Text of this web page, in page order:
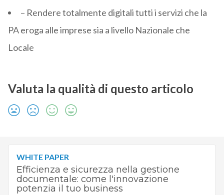
– Rendere totalmente digitali tutti i servizi che la
PA eroga alle imprese sia a livello Nazionale che
Locale
Valuta la qualità di questo articolo
WHITE PAPER
Efficienza e sicurezza nella gestione
documentale: come l'innovazione
potenzia il tuo business